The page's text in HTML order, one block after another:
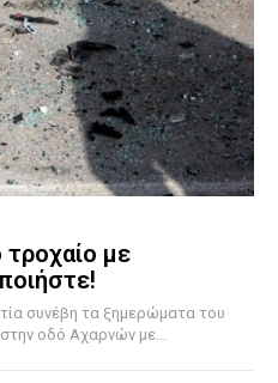
με
συνέβη τα ξημερώματα του
οδό Αχαρνών με...